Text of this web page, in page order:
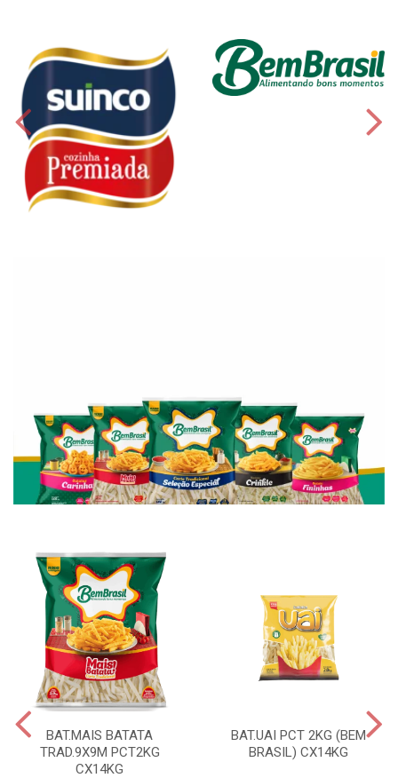
BAT.MAIS BATATA
TRAD.9X9M PCT2KG
CX14KG
BAT.UAI PCT 2KG (BEM
BRASIL) CX14KG